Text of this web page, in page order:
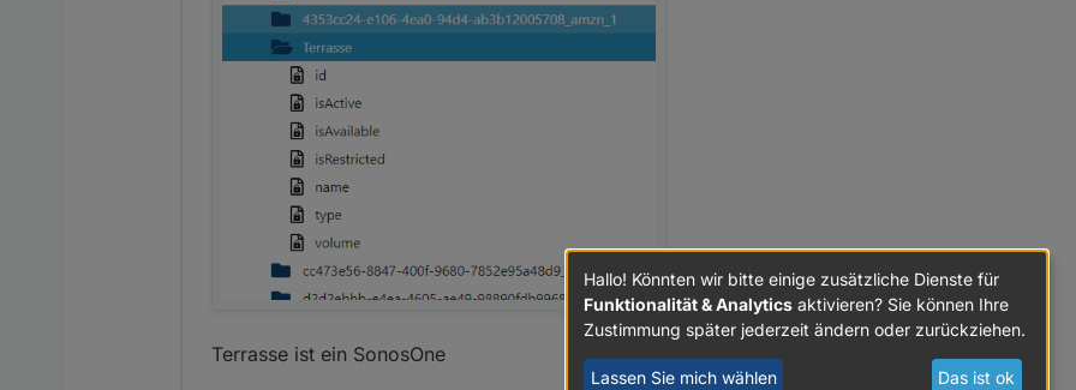
Terrasse ist ein SonosOne
Hallo! Könnten wir bitte einige zusätzliche Dienste für
Funktionalität & Analytics aktivieren? Sie können Ihre
Zustimmung später jederzeit ändern oder zurückziehen.
Lassen Sie mich wählen Das ist ok